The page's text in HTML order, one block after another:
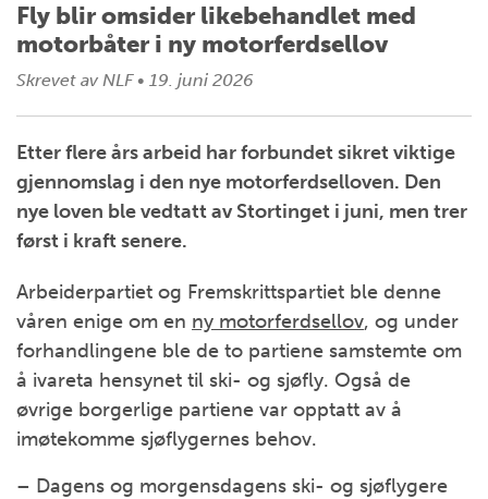
Fly blir omsider likebehandlet med
motorbåter i ny motorferdsellov
Skrevet av NLF • 19. juni 2026
Etter flere års arbeid har forbundet sikret viktige
gjennomslag i den nye motorferdselloven. Den
nye loven ble vedtatt av Stortinget i juni, men trer
først i kraft senere.
Arbeiderpartiet og Fremskrittspartiet ble denne
våren enige om en ny motorferdsellov, og under
forhandlingene ble de to partiene samstemte om
å ivareta hensynet til ski- og sjøfly. Også de
øvrige borgerlige partiene var opptatt av å
imøtekomme sjøflygernes behov.
– Dagens og morgensdagens ski- og sjøflygere